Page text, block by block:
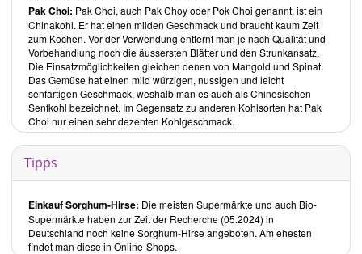
Pak Choi: Pak Choi, auch Pak Choy oder Pok Choi genannt, ist ein
Chinakohl. Er hat einen milden Geschmack und braucht kaum Zeit
zum Kochen. Vor der Verwendung entfernt man je nach Qualität und
Vorbehandlung noch die äussersten Blätter und den Strunkansatz.
Die Einsatzmöglichkeiten gleichen denen von Mangold und Spinat.
Das Gemüse hat einen mild würzigen, nussigen und leicht
senfartigen Geschmack, weshalb man es auch als Chinesischen
Senfkohl bezeichnet. Im Gegensatz zu anderen Kohlsorten hat Pak
Choi nur einen sehr dezenten Kohlgeschmack.
Tipps
Einkauf Sorghum-Hirse: Die meisten Supermärkte und auch Bio-
Supermärkte haben zur Zeit der Recherche (05.2024) in
Deutschland noch keine Sorghum-Hirse angeboten. Am ehesten
findet man diese in Online-Shops.